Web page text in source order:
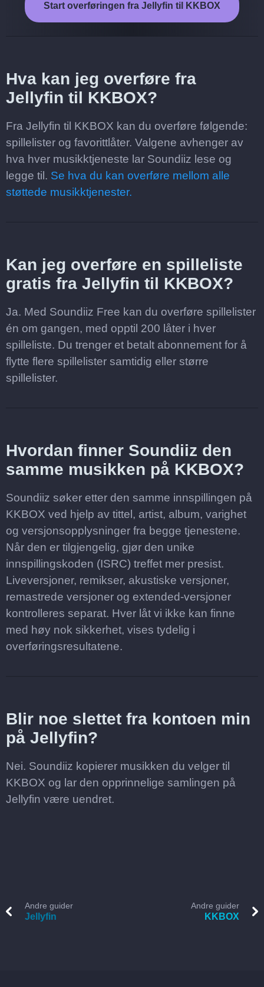
Start overføringen fra Jellyfin til KKBOX
Hva kan jeg overføre fra
Jellyfin til KKBOX?
Fra Jellyfin til KKBOX kan du overføre følgende:
spillelister og favorittlåter. Valgene avhenger av
hva hver musikktjeneste lar Soundiiz lese og
legge til. Se hva du kan overføre mellom alle
støttede musikktjenester.
Kan jeg overføre en spilleliste
gratis fra Jellyfin til KKBOX?
Ja. Med Soundiiz Free kan du overføre spillelister
én om gangen, med opptil 200 låter i hver
spilleliste. Du trenger et betalt abonnement for å
flytte flere spillelister samtidig eller større
spillelister.
Hvordan finner Soundiiz den
samme musikken på KKBOX?
Soundiiz søker etter den samme innspillingen på
KKBOX ved hjelp av tittel, artist, album, varighet
og versjonsopplysninger fra begge tjenestene.
Når den er tilgjengelig, gjør den unike
innspillingskoden (ISRC) treffet mer presist.
Liveversjoner, remikser, akustiske versjoner,
remastrede versjoner og extended-versjoner
kontrolleres separat. Hver låt vi ikke kan finne
med høy nok sikkerhet, vises tydelig i
overføringsresultatene.
Blir noe slettet fra kontoen min
på Jellyfin?
Nei. Soundiiz kopierer musikken du velger til
KKBOX og lar den opprinnelige samlingen på
Jellyfin være uendret.
Andre guider
Jellyfin
Andre guider
KKBOX